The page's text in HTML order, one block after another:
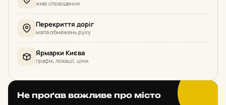
живі сповіщення
Перекриття доріг
мапа обмежень руху
Ярмарки Києва
графік, локації, ціни
Не проґав важливе про місто